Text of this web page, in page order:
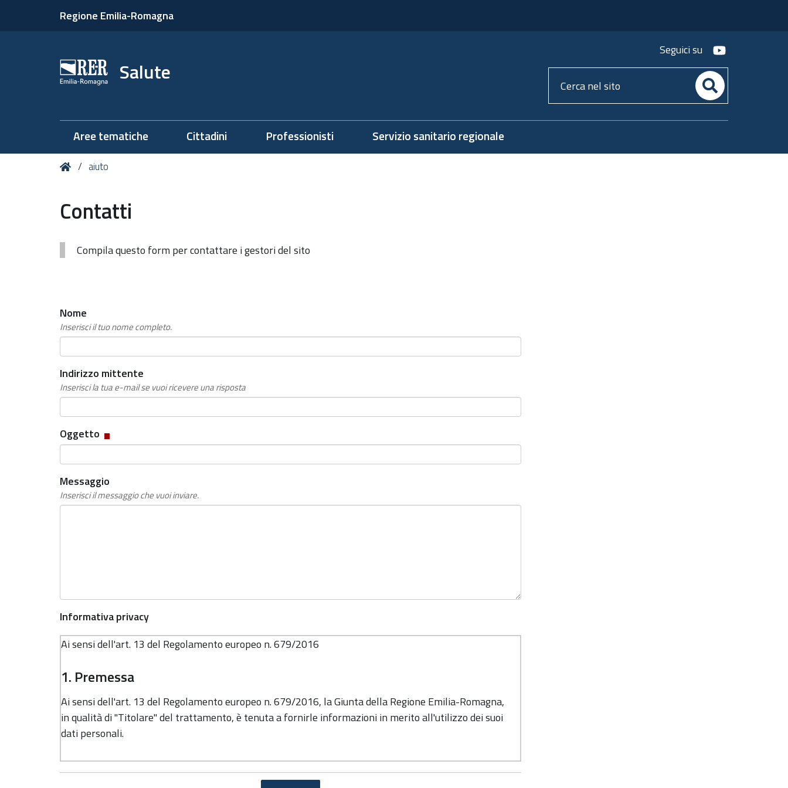
Regione Emilia-Romagna
Salute
Seguici su youtube
Cerca
nel
Aree tematiche Cittadini Professionisti Servizio sanitario regionale
Tu Home
aiuto
Contatti
Compila questo form per contattare i gestori del sito
Nome
Inserisci il tuo nome completo.
Indirizzo mittente
Inserisci la tua e-mail se vuoi ricevere una risposta
Oggetto Campo
obbligatorio
Messaggio
Inserisci il messaggio che vuoi inviare.
Informativa privacy
Ai sensi dell'art. 13 del Regolamento europeo n. 679/2016
1. Premessa
Ai sensi dell'art. 13 del Regolamento europeo n. 679/2016, la Giunta della Regione Emilia-Romagna,
in qualità di "Titolare" del trattamento, è tenuta a fornirle informazioni in merito all'utilizzo dei suoi
dati personali.
2. Identità e dati di contatto del titolare del trattamento